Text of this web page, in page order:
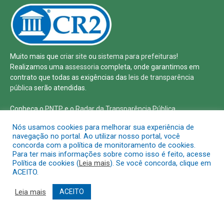
Muito mais que criar site ou sistema para prefeituras!
Realizamos uma assessoria completa, onde garantimos em
contrato que todas as exigências das leis de transparência
pública serão atendidas.
Conheça oPNTPe oRadar da Transparência Pública
Todos os direitos reservados a Defensoria Pública de Roraima
Mapa do Site
Nós usamos cookies para melhorar sua experiência de
navegação no portal. Ao utilizar nosso portal, você
concorda com a política de monitoramento de cookies.
Para ter mais informações sobre como isso é feito, acesse
Política de cookies (Leia mais). Se você concorda, clique em
ACEITO.
Leia mais ACEITO